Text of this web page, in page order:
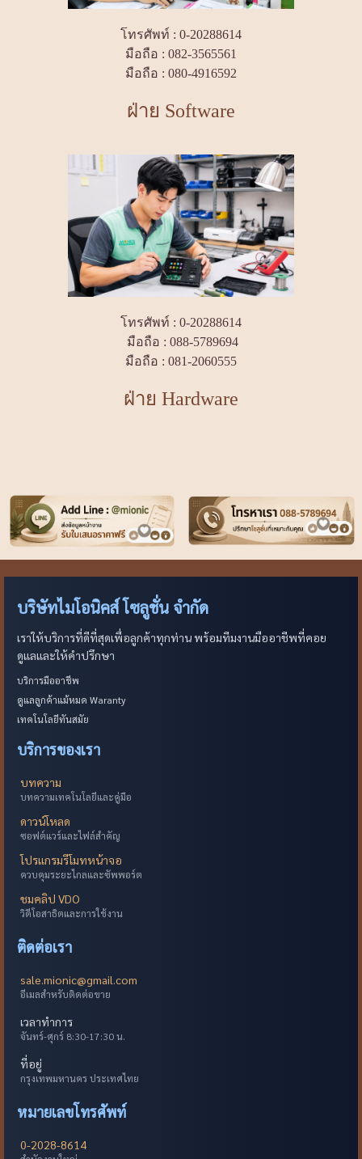
โทรศัพท์ : 0-20288614
มือถือ : 082-3565561
มือถือ : 080-4916592
ฝ่าย Software
โทรศัพท์ : 0-20288614
มือถือ : 088-5789694
มือถือ : 081-2060555
ฝ่าย Hardware
บริษัทไมโอนิคส์ โซลูชั่น จำกัด
เราให้บริการที่ดีที่สุดเพื่อลูกค้าทุกท่าน พร้อมทีมงานมืออาชีพที่คอย
ดูแลและให้คำปรึกษา
บริการมืออาชีพ
ดูแลลูกค้าแม้หมด Waranty
เทคโนโลยีทันสมัย
บริการของเรา
บทความ
บทความเทคโนโลยีและคู่มือ
ดาวน์โหลด
ซอฟต์แวร์และไฟล์สำคัญ
โปรแกรมรีโมทหน้าจอ
ควบคุมระยะไกลและซัพพอร์ต
ชมคลิป VDO
วิดีโอสาธิตและการใช้งาน
ติดต่อเรา
sale.mionic@gmail.com
อีเมลสำหรับติดต่อขาย
เวลาทำการ
จันทร์-ศุกร์ 8:30-17:30 น.
ที่อยู่
กรุงเทพมหานคร ประเทศไทย
หมายเลขโทรศัพท์
0-2028-8614